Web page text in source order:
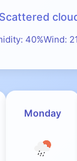
Scattered
40%Wind:
Monday